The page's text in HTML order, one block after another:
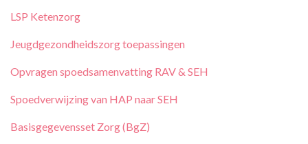
LSP Ketenzorg
Jeugdgezondheidszorg toepassingen
Opvragen spoedsamenvatting RAV & SEH
Spoedverwijzing van HAP naar SEH
Basisgegevensset Zorg (BgZ)